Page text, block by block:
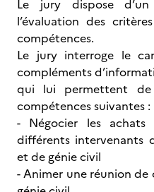
Le jury dispose
l’évaluation des
compétences.
Le jury interroge le
compléments
qui lui permettent de
compétences suivantes :
- Négocier les
différents intervenants
et de génie civil
- Animer une réunion